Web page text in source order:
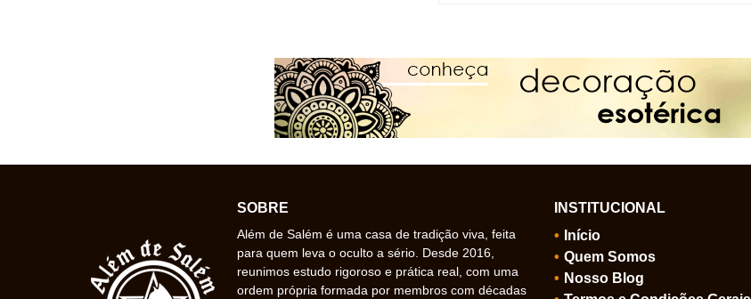
SOBRE
Além de Salém é uma casa de tradição viva, feita
para quem leva o oculto a sério. Desde 2016,
reunimos estudo rigoroso e prática real, com uma
ordem própria formada por membros com décadas
INSTITUCIONAL
Início
Quem Somos
Nosso Blog